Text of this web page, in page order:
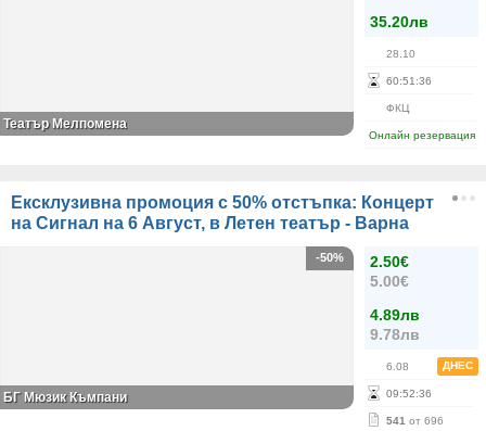
35.20лв
28.10
60:51 :35
ФКЦ
Онлайн резервация
Театър Мелпомена
Ексклузивна промоция с 50% отстъпка: Концерт
на Сигнал на 6 Август, в Летен театър - Варна
2.50€
5.00€
4.89лв
9.78лв
6.08 ДНЕС
09:52:35
541 от 696
-50%
БГ Мюзик Къмпани